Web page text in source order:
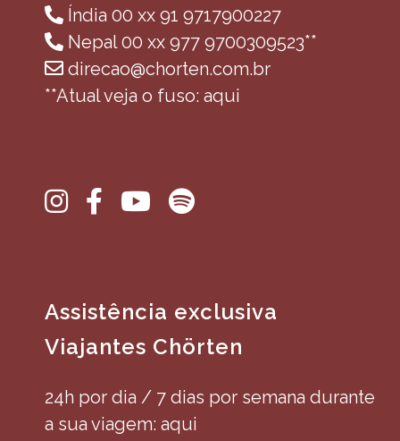
Índia 00 xx 91 9717900227
Nepal 00 xx 977 9700309523**
direcao@chorten.com.br
**Atual veja o fuso: aqui
Assistência exclusiva
Viajantes Chörten
24h por dia / 7 dias por semana durante
a sua viagem: aqui